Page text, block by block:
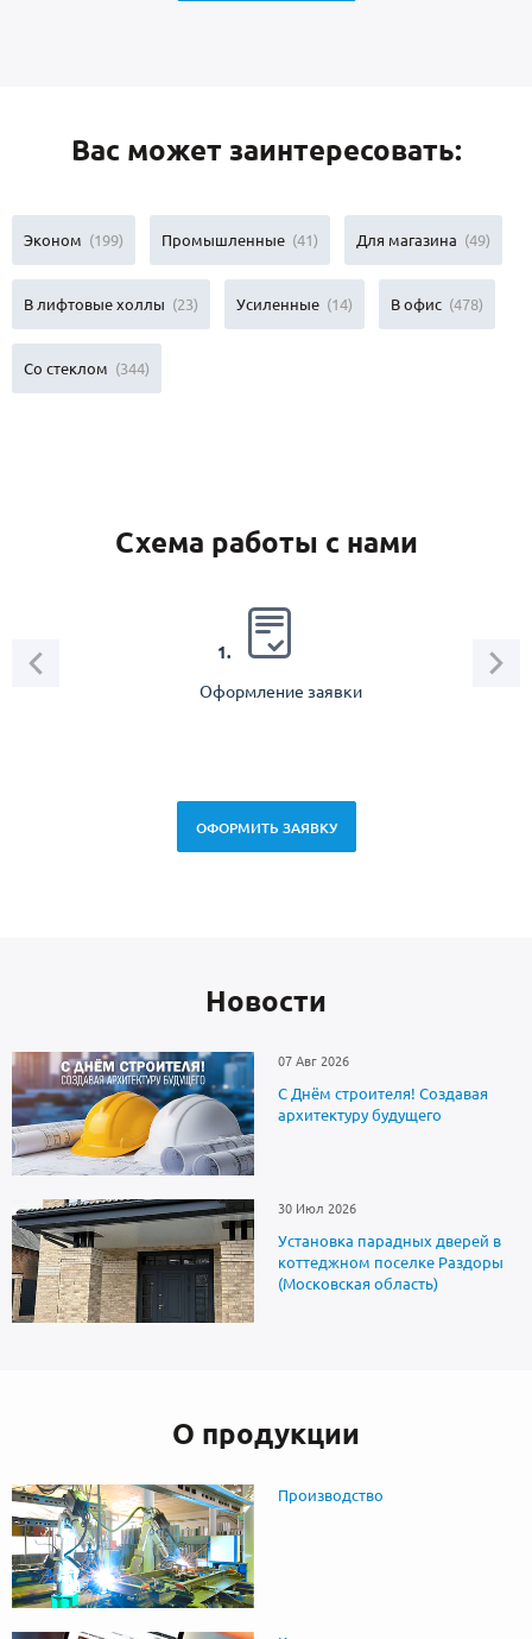
Вас может заинтересовать:
Эконом (199) Промышленные (41) Для магазина (49)
В лифтовые холлы (23) Усиленные (14) В офис (478)
Со стеклом (344)
Схема работы с нами
1.
Оформление заявки
ОФОРМИТЬ ЗАЯВКУ
Новоcти
07 Авг 2026
С Днём строителя! Создавая
архитектуру будущего
30 Июл 2026
Установка парадных дверей в
коттеджном поселке Раздоры
(Московская область)
О продукции
Производство